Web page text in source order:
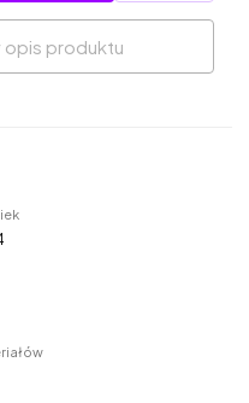
opis produktu